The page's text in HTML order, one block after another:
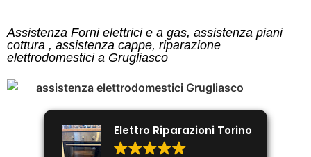
Assistenza Forni elettrici e a gas, assistenza piani
cottura , assistenza cappe, riparazione
elettrodomestici a Grugliasco
Elettro Riparazioni Torino